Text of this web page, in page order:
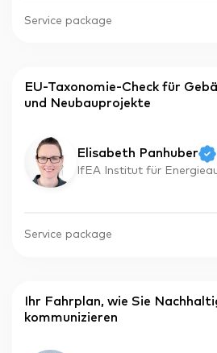
Service package
EU-Taxonomie-Check für
und Neubauprojekte
Elisabeth Panhuber
IfEA Institut für
Service package
Ihr Fahrplan, wie Sie
kommunizieren